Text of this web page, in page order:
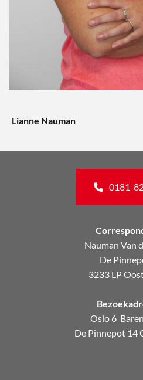
Lianne Nauman
0181-
Nauman Van
De
3233 LP
Oslo 6
De Pinnepot 14